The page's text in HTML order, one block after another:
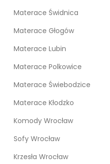
Materace Świdnica
Materace Głogów
Materace Lubin
Materace Polkowice
Materace Świebodzice
Materace Kłodzko
Komody Wrocław
Sofy Wrocław
Krzesła Wrocław